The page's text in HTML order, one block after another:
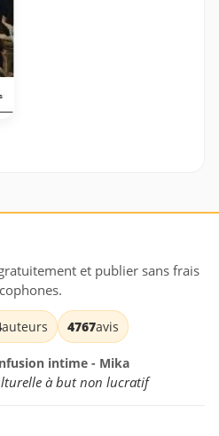
et publier sans frais
auteurs 4767avis
intime - Mika
à but non lucratif